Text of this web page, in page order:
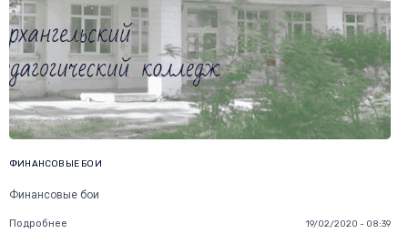
ФИНАНСОВЫЕ БОИ
Финансовые бои
Подробнее 19/02/2020 - 08:39